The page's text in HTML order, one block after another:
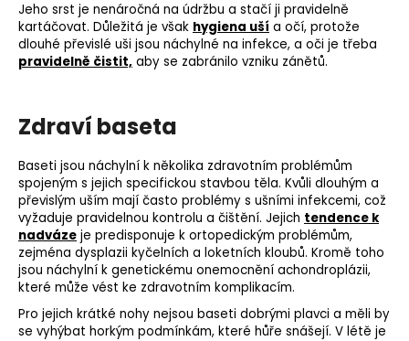
Jeho srst je nenáročná na údržbu a stačí ji pravidelně
kartáčovat. Důležitá je však hygiena uší a očí, protože
dlouhé převislé uši jsou náchylné na infekce, a oči je třeba
pravidelně čistit, aby se zabránilo vzniku zánětů.
Zdraví baseta
Baseti jsou náchylní k několika zdravotním problémům
spojeným s jejich specifickou stavbou těla. Kvůli dlouhým a
převislým uším mají často problémy s ušními infekcemi, což
vyžaduje pravidelnou kontrolu a čištění. Jejich tendence k
nadváze je predisponuje k ortopedickým problémům,
zejména dysplazii kyčelních a loketních kloubů. Kromě toho
jsou náchylní k genetickému onemocnění achondroplázii,
které může vést ke zdravotním komplikacím.
Pro jejich krátké nohy nejsou baseti dobrými plavci a měli by
se vyhýbat horkým podmínkám, které hůře snášejí. V létě je